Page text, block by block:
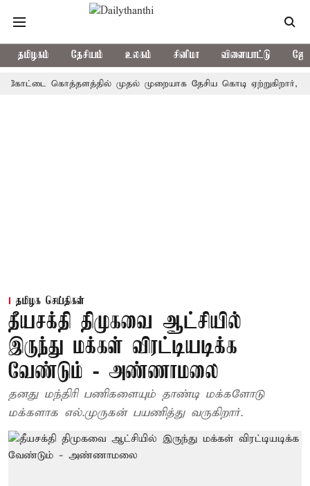
தமிழகம் தேசியம் உலகம் சினிமா விளையாட்டு
கொத்தளத்தில் முதல் முறையாக தேசிய கொடி ஏற்றுகிறார், முதல்-
தமிழக செய்திகள்
தீயசக்தி திமுகவை ஆட்சியில்
இருந்து மக்கள் விரட்டியடிக்க
வேண்டும் - அண்ணாமலை
தனது மந்திரி பணிகளையும் தாண்டி மக்களோடு
மக்களாக எல்.முருகன் பயணித்து வருகிறார்.